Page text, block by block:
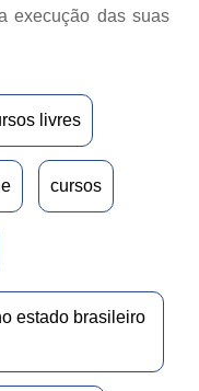
execução das suas
livres
cursos
estado brasileiro